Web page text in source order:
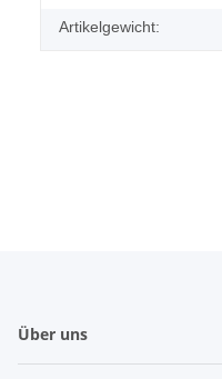
Artikelgewicht:
Über uns